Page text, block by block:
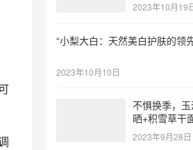
2023年10月19
“小梨大白：天然美白护肤的领
2023年10月10日
不惧换季，
晒+积雪草干
忙！
2023年9月28日